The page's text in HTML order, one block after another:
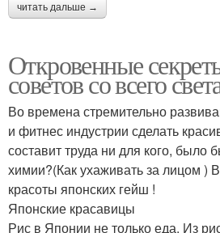
читать дальше →
Откровенные
советов со всего
Во времена стремительно
и фитнес индустрии сделать
составит труда ни для кого, было
химии?(Как ухаживать за лицом )
красоты японских гейш !
Японские красавицы
Рис в Японии не только еда. Из